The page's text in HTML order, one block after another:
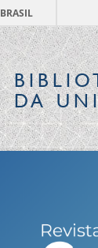
BRASIL
DA